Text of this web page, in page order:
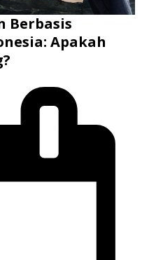
Berbasis
Apakah